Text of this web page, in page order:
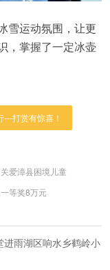
雪运动氛围，让更
，掌握了一定冰壶
打赏有惊喜！
爱漳县困境儿童
等奖8万元
进雨湖区响水乡鹤岭小